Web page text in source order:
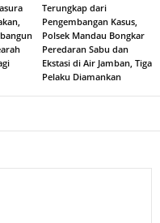
Terungkap dari
Pengembangan Kasus,
Polsek Mandau Bongkar
Peredaran Sabu dan
Ekstasi di Air Jamban, Tiga
Pelaku Diamankan